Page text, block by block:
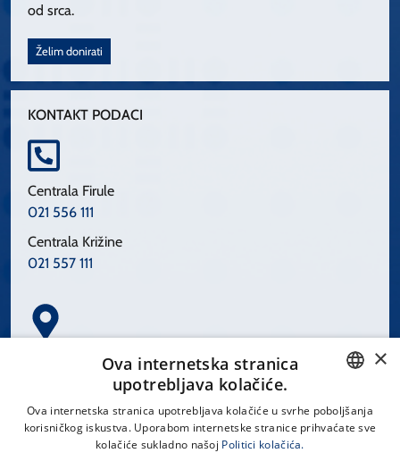
od srca.
Želim donirati
KONTAKT PODACI
Centrala Firule
021 556 111
Centrala Križine
021 557 111
Spinčićeva 1, 21000 Split
CROATIAN
×
Ova internetska stranica
upotrebljava kolačiće.
Ova internetska stranica upotrebljava kolačiće u svrhe poboljšanja
korisničkog iskustva. Uporabom internetske stranice prihvaćate sve
kolačiće sukladno našoj Politici kolačića.